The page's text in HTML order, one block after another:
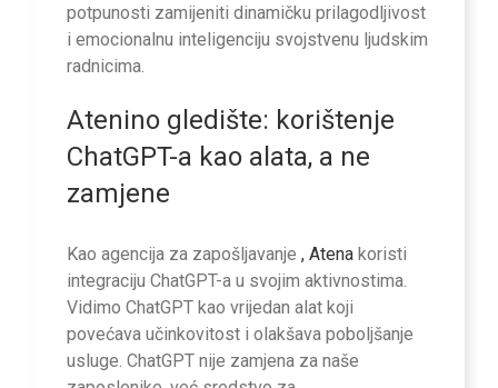
potpunosti zamijeniti dinamičku prilagodljivost
i emocionalnu inteligenciju svojstvenu ljudskim
radnicima.
Atenino gledište: korištenje
ChatGPT-a kao alata, a ne
zamjene
Kao agencija za zapošljavanje , Atena koristi
integraciju ChatGPT-a u svojim aktivnostima.
Vidimo ChatGPT kao vrijedan alat koji
povećava učinkovitost i olakšava poboljšanje
usluge. ChatGPT nije zamjena za naše